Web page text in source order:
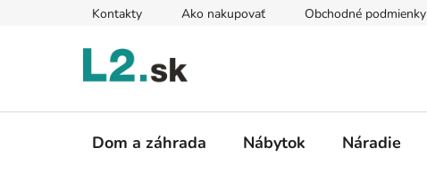
Kontakty Ako nakupovať Obchodné podmienky
Dom a záhrada Nábytok Náradie